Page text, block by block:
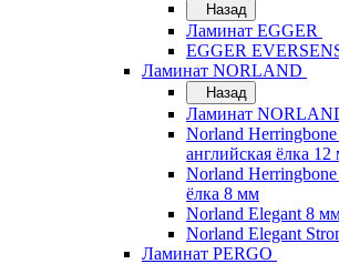
Назад
Ламинат EGGER
EGGER
Ламинат NORLAND
Назад
Ламинат
Norland
английская ёлка
Norland
ёлка 8 мм
Norland Elegant 8
Norland Elegant
Ламинат PERGO